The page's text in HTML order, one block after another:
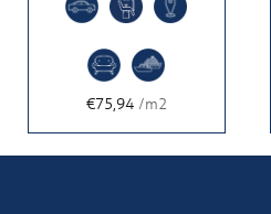
€75,94/m2